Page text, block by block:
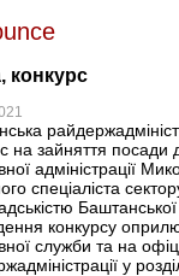
конкурс
на зайняття
адміністрації
спеціаліста
конкурсу
служби та на
у